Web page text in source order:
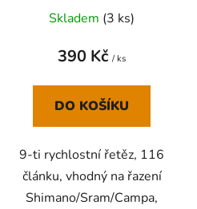
Skladem (3 ks)
390 Kč / ks
DO KOŠÍKU
9-ti rychlostní řetěz, 116
článku, vhodný na řazení
Shimano/Sram/Campa,